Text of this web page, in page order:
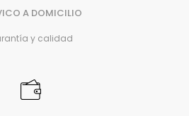
A DOMICILIO
y calidad